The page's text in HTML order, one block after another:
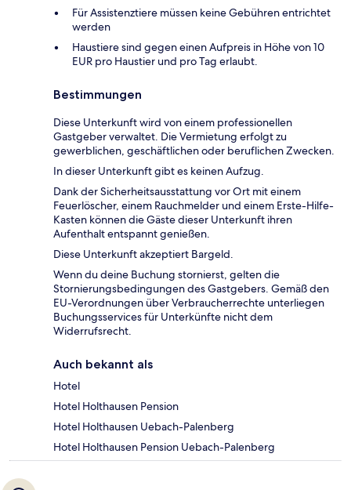
Für Assistenztiere müssen keine Gebühren entrichtet
werden
Haustiere sind gegen einen Aufpreis in Höhe von 10
EUR pro Haustier und pro Tag erlaubt.
Bestimmungen
Diese Unterkunft wird von einem professionellen
Gastgeber verwaltet. Die Vermietung erfolgt zu
gewerblichen, geschäftlichen oder beruflichen Zwecken.
In dieser Unterkunft gibt es keinen Aufzug.
Dank der Sicherheitsausstattung vor Ort mit einem
Feuerlöscher, einem Rauchmelder und einem Erste-Hilfe-
Kasten können die Gäste dieser Unterkunft ihren
Aufenthalt entspannt genießen.
Diese Unterkunft akzeptiert Bargeld.
Wenn du deine Buchung stornierst, gelten die
Stornierungsbedingungen des Gastgebers. Gemäß den
EU-Verordnungen über Verbraucherrechte unterliegen
Buchungsservices für Unterkünfte nicht dem
Widerrufsrecht.
Auch bekannt als
Hotel
Hotel Holthausen Pension
Hotel Holthausen Uebach-Palenberg
Hotel Holthausen Pension Uebach-Palenberg